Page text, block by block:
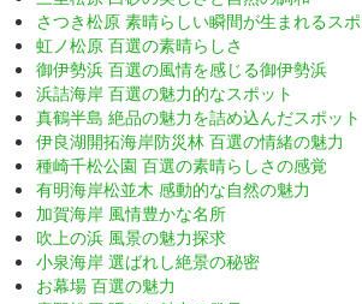
さつき松原 素晴らしい瞬間が生まれるス
虹ノ松原 百選の素晴らしさ
御伊勢浜 百選の風情を感じる御伊勢浜
浜詰海岸 百選の魅力的なスポット
真鶴半島 絶品の魅力を詰め込んだスポット
伊良湖開拓海岸防災林 百選の情緒の魅力
種崎千松公園 百選の素晴らしさの感覚
有明海岸松並木 感動的な自然の魅力
加賀海岸 風情豊かな名所
吹上の浜 風景の魅力探求
小泉海岸 選ばれし絶景の秘密
お幕場 百選の魅力